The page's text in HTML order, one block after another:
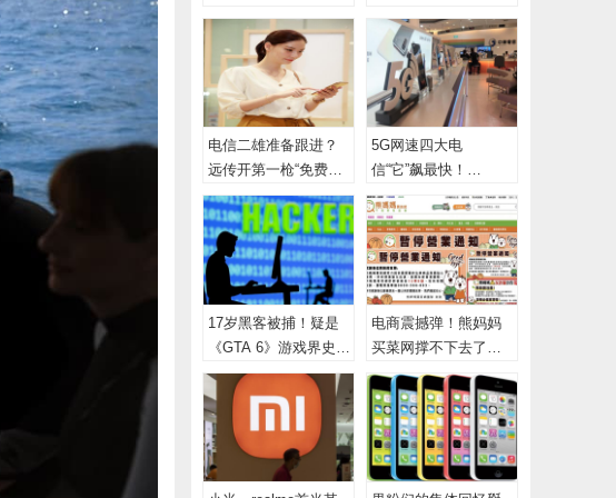
缩减公司规模
WiFi、蓝牙芯片
电信二雄准备跟进？
远传开第一枪“免费开
通VoLTE”
5G网速四大电
信“它”飙最快！
Opensignal 公布最新
测速成绩
17岁黑客被捕！疑是
《GTA 6》游戏界史上
最大洩密兇手
电商震撼弹！熊妈妈
买菜网撑不下去了
证实收摊